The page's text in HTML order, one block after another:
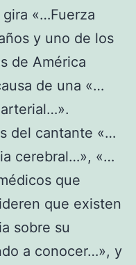
«…Fuerza
y uno de los
de América
de una «…
del cantante «…
cerebral…», «…
que
que existen
sobre su
a conocer…», y